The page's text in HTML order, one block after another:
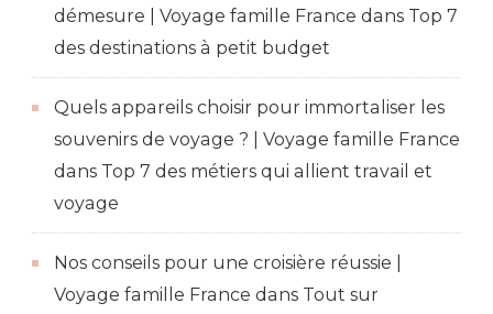
démesure | Voyage famille France dans Top 7
des destinations à petit budget
Quels appareils choisir pour immortaliser les
souvenirs de voyage ? | Voyage famille France
dans Top 7 des métiers qui allient travail et
voyage
Nos conseils pour une croisière réussie |
Voyage famille France dans Tout sur